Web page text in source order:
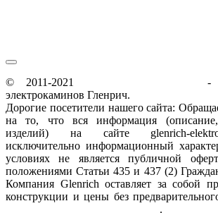
© 2011-2021
-
электрокаминов Гленрич.
Дорогие посетители нашего сайта:
на то, что вся информация (описание,
изделий) на сайте glenrich-
исключительно информационный
условиях не является публичной
положениями Статьи 435 и 437 (2)
Компания Glenrich оставляет за собой
конструкции и цены без
.